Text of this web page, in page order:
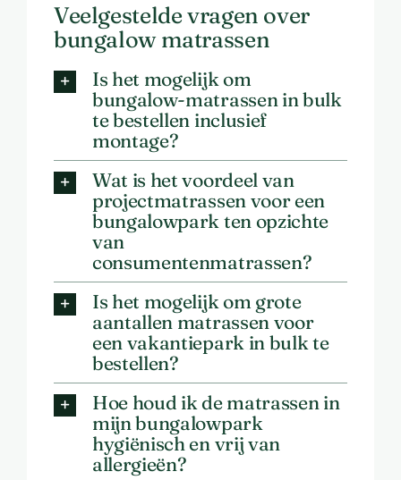
Veelgestelde vragen over
bungalow matrassen
Is het mogelijk om
bungalow-matrassen in bulk
te bestellen inclusief
montage?
Wat is het voordeel van
projectmatrassen voor een
bungalowpark ten opzichte
van
consumentenmatrassen?
Is het mogelijk om grote
aantallen matrassen voor
een vakantiepark in bulk te
bestellen?
Hoe houd ik de matrassen in
mijn bungalowpark
hygiënisch en vrij van
allergieën?